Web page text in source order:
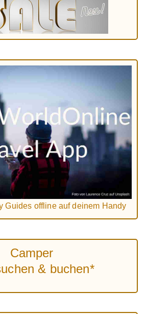
Guides offline auf deinem Handy
Camper
& buchen*